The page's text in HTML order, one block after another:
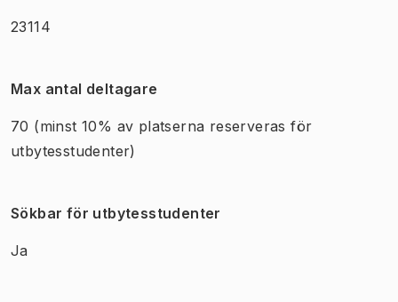
23114
Max antal deltagare
70 (minst 10% av platserna reserveras för
utbytesstudenter)
Sökbar för utbytesstudenter
Ja